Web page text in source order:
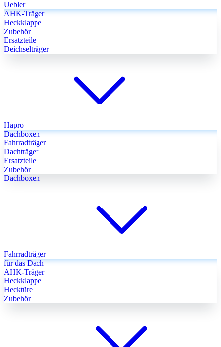
Uebler
AHK-Träger
Heckklappe
Zubehör
Ersatzteile
Deichselträger
Hapro
Dachboxen
Fahrradträger
Dachträger
Ersatzteile
Zubehör
Dachboxen
Fahrradträger
für das Dach
AHK-Träger
Heckklappe
Hecktüre
Zubehör